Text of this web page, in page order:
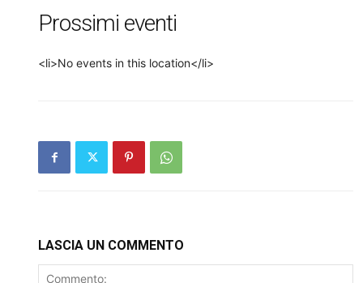
Prossimi eventi
<li>No events in this location</li>
LASCIA UN COMMENTO